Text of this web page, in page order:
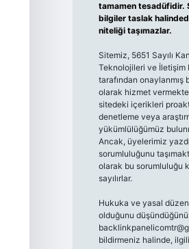
tamamen tesadüfidir.
bilgiler taslak
niteliği taşımazlar.
Sitemiz, 5651 Sayılı
Teknolojileri ve İletişim
tarafından onaylanmış
olarak hizmet
sitedeki içerikleri
denetleme veya
yükümlülüğümüz
Ancak, üyelerimiz
sorumluluğunu
olarak bu sorumluluğu
sayılırlar.
Hukuka ve yasal
olduğunu
bildirmeniz halinde,